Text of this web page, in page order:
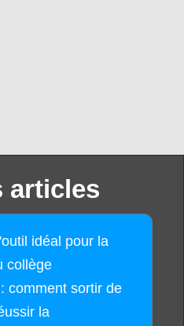
articles
idéal pour la
collège
comment sortir de
la